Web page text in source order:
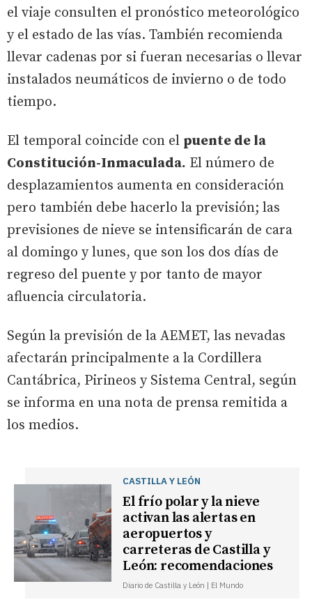
el viaje consulten el pronóstico meteorológico
y el estado de las vías. También recomienda
llevar cadenas por si fueran necesarias o llevar
instalados neumáticos de invierno o de todo
tiempo.
El temporal coincide con el puente de la
Constitución-Inmaculada. El número de
desplazamientos aumenta en consideración
pero también debe hacerlo la previsión; las
previsiones de nieve se intensificarán de cara
al domingo y lunes, que son los dos días de
regreso del puente y por tanto de mayor
afluencia circulatoria.
Según la previsión de la AEMET, las nevadas
afectarán principalmente a la Cordillera
Cantábrica, Pirineos y Sistema Central, según
se informa en una nota de prensa remitida a
los medios.
CASTILLA Y LEÓN
El frío polar y la nieve
activan las alertas en
aeropuertos y
carreteras de Castilla y
León: recomendaciones
Diario de Castilla y León | El Mundo